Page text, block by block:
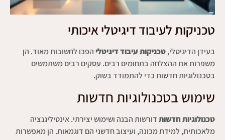
טכניקות לעיבוד דיגיטלי איכותי
בעידן הדיגיטלי,טכניקות עיבוד דיגיטליהפכו לחשובות מאוד. הן
משפרות את ההצלחה בתחומים רבים. עסקים רבים משתמשים
בטכנולוגיות חדשות כדי להתמודד בשוק.
שימוש בטכנולוגיות חדשות
טכנולוגיות חדשותדורשות הבנה ושימוש יצירתי. אינטיליגנציה
מלאכותית, למידת מכונה, ועיצוב חדשני הם דוגמאות. הן מאפשרות